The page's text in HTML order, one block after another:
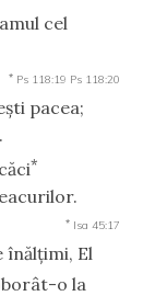
cel
* Ps 118:19 Ps 118:20
pacea;
*
* Isa 45:17
înălţimi, El
o la